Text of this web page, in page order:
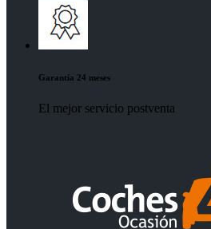
Garantía 24 meses
El mejor servicio postventa